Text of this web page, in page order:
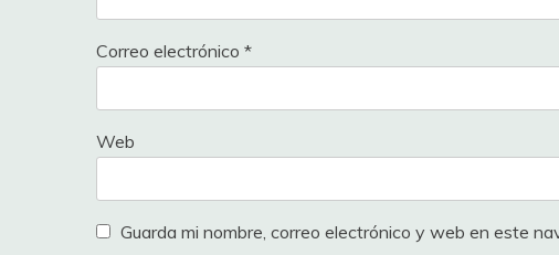
Correo electrónico *
Web
Guarda mi nombre, correo electrónico y web en este